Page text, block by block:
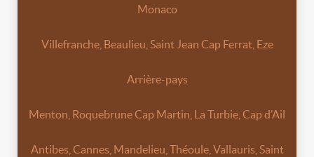
Monaco
Villefranche, Beaulieu, Saint Jean Cap Ferrat, Eze
Arrière-pays
Menton, Roquebrune Cap Martin, La Turbie, Cap d’Ail
Antibes, Cannes, Mandelieu, Théoule, Vallauris, Saint